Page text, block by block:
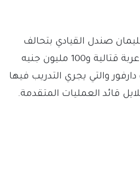
صندل القيادي بتحالف
تأسيس الداعم للمليشيا مبلغ مليون دولار وعدد 86 عربة قتالية و100 مليون جنيه
والتي يجري التدريب فيها